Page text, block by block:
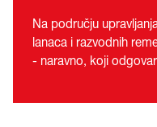
Na području
lanaca i razvodnih
- naravno, koji